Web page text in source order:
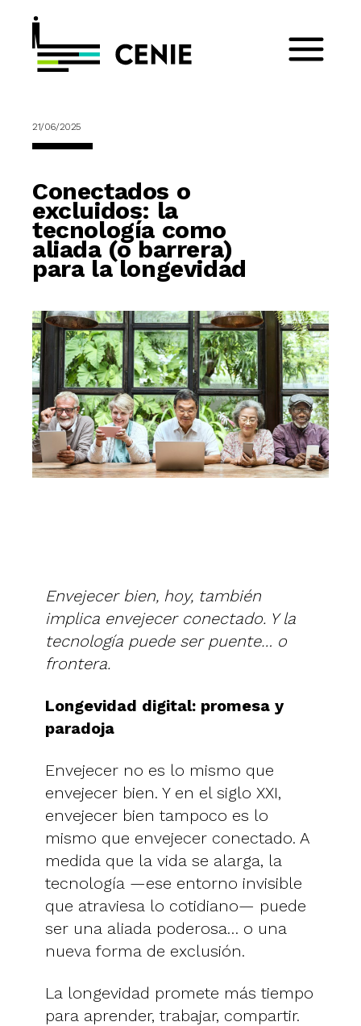
21/06/2025
Conectados o
excluidos: la
tecnología como
aliada (o barrera)
para la longevidad
Envejecer bien, hoy, también
implica envejecer conectado. Y la
tecnología puede ser puente… o
frontera.
Longevidad digital: promesa y
paradoja
Envejecer no es lo mismo que
envejecer bien. Y en el siglo XXI,
envejecer bien tampoco es lo
mismo que envejecer conectado. A
medida que la vida se alarga, la
tecnología —ese entorno invisible
que atraviesa lo cotidiano— puede
ser una aliada poderosa… o una
nueva forma de exclusión.
La longevidad promete más tiempo
para aprender, trabajar, compartir.